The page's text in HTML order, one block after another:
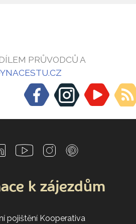
PRŮVODCŮ A
k zájezdům
pojištění Kooperativa